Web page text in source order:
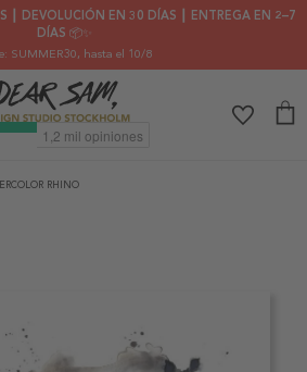
┃ DEVOLUCIÓN EN 30 DÍAS ┃ ENTREGA EN 2–7
DÍAS 📦✨
SUMMER30, hasta el 10/8
RHINO